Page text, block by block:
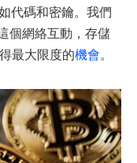
代碼和密鑰。我們
個網絡互動，存儲
最大限度的機會。